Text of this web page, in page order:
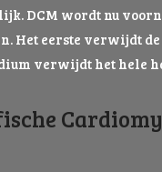
DCM wordt nu
Het eerste verwijdt
verwijdt het hele